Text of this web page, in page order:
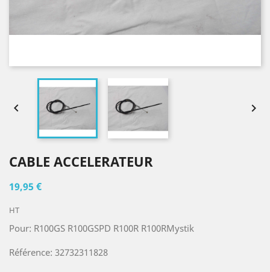
 
CABLE ACCELERATEUR
19,95 €
HT
Pour: R100GS R100GSPD R100R R100RMystik
Référence: 32732311828